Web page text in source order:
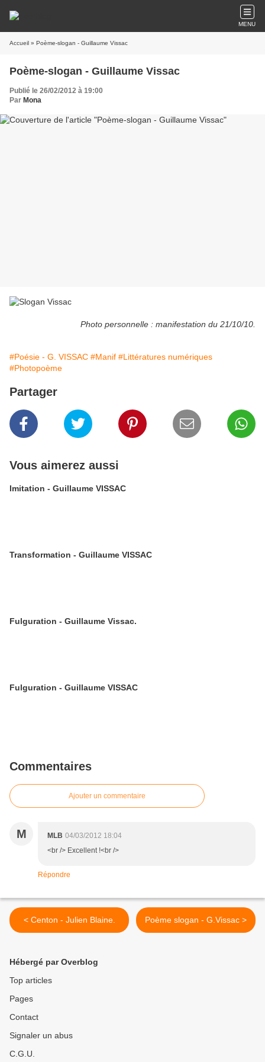
MENU
Accueil » Poème-slogan - Guillaume Vissac
Poème-slogan - Guillaume Vissac
Publié le 26/02/2012 à 19:00
Par Mona
Photo personnelle : manifestation du 21/10/10.
#Poésie - G. VISSAC #Manif #Littératures numériques
#Photopoème
Partager
Vous aimerez aussi
Imitation - Guillaume VISSAC
Transformation - Guillaume VISSAC
Fulguration - Guillaume Vissac.
Fulguration - Guillaume VISSAC
Commentaires
Ajouter un commentaire
M MLB 04/03/2012 18:04
<br /> Excellent !<br />
Répondre
< Centon - Julien Blaine. Poème slogan - G.Vissac >
Hébergé par Overblog
Top articles
Pages
Contact
Signaler un abus
C.G.U.